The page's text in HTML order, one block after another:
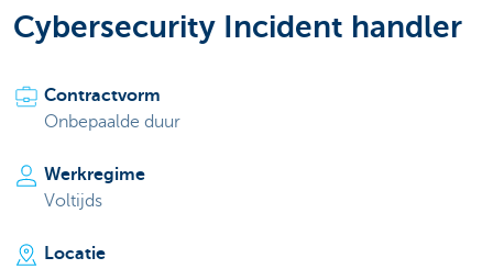
Cybersecurity Incident handler
Contractvorm
Onbepaalde duur
Werkregime
Voltijds
Locatie